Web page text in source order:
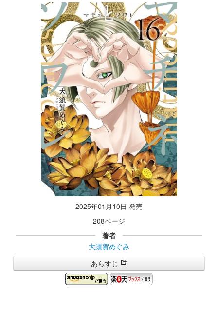
2025年01月10日 発売
208ページ
著者
大須賀めぐみ
あらすじ